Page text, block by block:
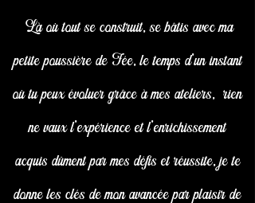
Là où tout se construit, se bâtis avec ma
petite poussière de Fée, le temps d'un instant
où tu peux évoluer grâce à mes ateliers, rien
ne vaux l'expérience et l'enrichissement
acquis dûment par mes défis et réussite, je te
donne les clés de mon avancée par plaisir de